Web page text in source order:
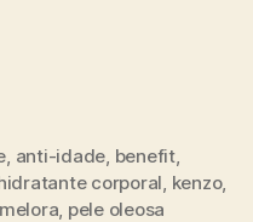
, anti-idade, benefit,
corporal, kenzo,
melora, pele oleosa